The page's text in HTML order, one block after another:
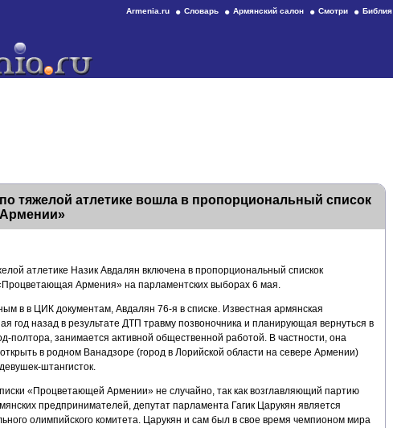
Armenia.ru Словарь Армянский салон Смотри Библия
тяжелой атлетике вошла в пропорциональный список
атлетике Назик Авдалян включена в пропорциональный спискок
Армения» на парламентских выборах 6 мая.
в в ЦИК документам, Авдалян 76-я в списке. Известная армянская
год назад в результате ДТП травму позвоночника и планирующая вернуться в
полтора, занимается активной общественной работой. В частности, она
в родном Ванадзоре (город в Лорийской области на севере Армении)
штангисток.
«Процветающей Армении» не случайно, так как возглавляющий партию
предпринимателей, депутат парламента Гагик Царукян является
олимпийского комитета. Царукян и сам был в свое время чемпионом мира